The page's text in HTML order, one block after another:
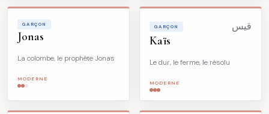
GARÇON
Jonas
La colombe, le prophète Jonas
MODERNE
GARÇON قيس
Kaïs
Le dur, le ferme, le résolu
MODERNE